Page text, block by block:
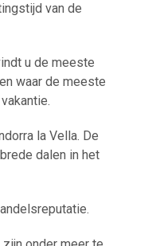
van de
u de meeste
waar de meeste
la Vella. De
dalen in het